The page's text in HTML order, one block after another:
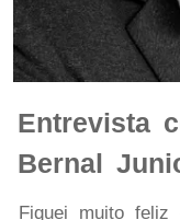
Entrevista
Bernal
Fiquei muito feliz